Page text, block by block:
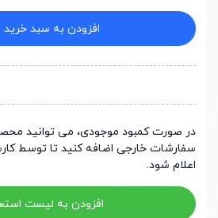
افزودن به سبد خرید
در صورت کمبود موجودی، می توانید
سفارشات خارجی اضافه کنید تا توسط
اعلام شود.
افزودن به لیست